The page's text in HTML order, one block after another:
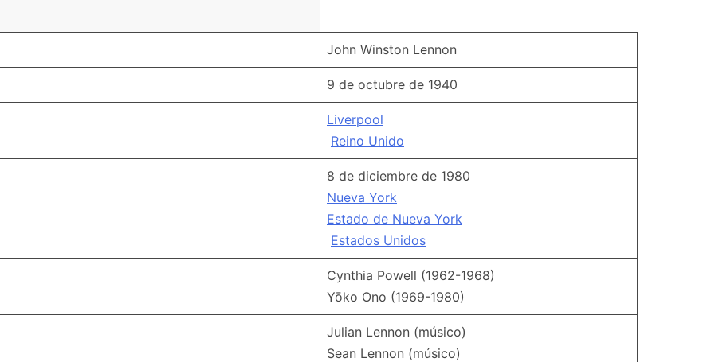
John Winston Lennon
9 de octubre de 1940
Liverpool
Reino Unido
8 de diciembre de 1980
Nueva York
Estado de Nueva York
Estados Unidos
Cynthia Powell (1962-1968)
Yōko Ono (1969-1980)
Julian Lennon (músico)
Sean Lennon (músico)